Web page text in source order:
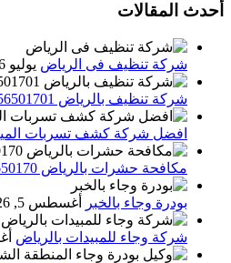
أحدث المقالات
شركة تنظيف فى الرياض يوليو 16, 2025
شركة تنظيف بالرياض 0556501701 كلــين لايــن خصم 39% تنظيف وتعقيم المنازل باحدث الاجهزة
افضل شركة كشف تسربات المياه بالرياض خصم 39% اطلب
مكافحة حشرات بالرياض 055650170 خصم 39% القضاء التام علي الحشرات والقوارض
بودرة وجاء بالخبر أغسطس 5, 2026
شركة وجاء للمبيدات بالرياض